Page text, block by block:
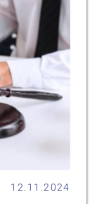
12.11.2024